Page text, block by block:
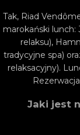
Tak, Riad
marokański lunch:
relaksu),
tradycyjne spa)
relaksacyjny).
Jaki jest